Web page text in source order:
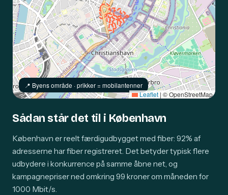
📍️ Byens område · prikker = mobilantenner
Leaflet | © OpenStreetMap
Sådan står det til i København
København er reelt færdigudbygget med fiber: 92% af
adresserne har fiber registreret. Det betyder typisk flere
udbydere i konkurrence på samme åbne net, og
kampagnepriser ned omkring 99 kroner om måneden for
1000 Mbit/s.